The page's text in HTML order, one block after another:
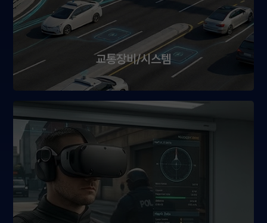
교통장비/시스템